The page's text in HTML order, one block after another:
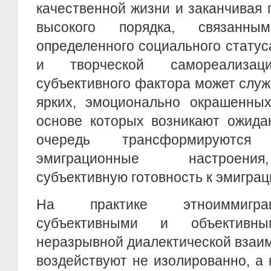
качественной жизни и заканчивая
высокого порядка,
определенного социального
и творческой
субъективного фактора может
ярких, эмоционально
основе которых возникают
очередь
эмиграционные
субъективную готовность к
На практике
субъективными и
неразрывной диалектической
воздействуют не изолированно,